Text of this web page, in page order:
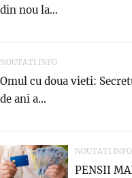
din nou la...
NOUTATI.INFO
Omul cu doua vieti:
de ani a...
NOUTATI.INFO
PENSII